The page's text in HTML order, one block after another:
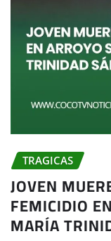
TRAGICAS
JOVEN
FEMICIDIO
MARÍA